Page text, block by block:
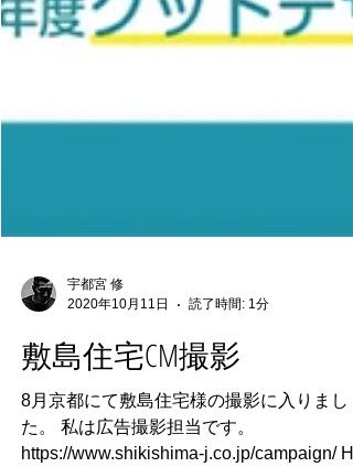
宇都宮 修
2020年10月11日
読了時間: 1分
敷島住宅CM撮影